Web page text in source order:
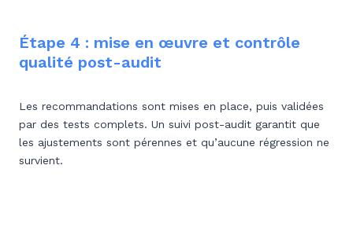
Étape 4 : mise en œuvre et contrôle
qualité post-audit
Les recommandations sont mises en place, puis validées
par des tests complets. Un suivi post-audit garantit que
les ajustements sont pérennes et qu’aucune régression ne
survient.